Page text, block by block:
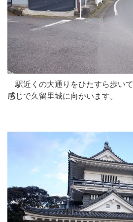
駅近くの大通りをひたすら歩い
感じで久留里城に向かいます。